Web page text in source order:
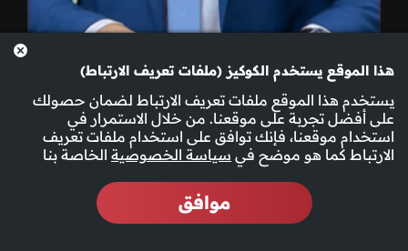
الحلقة 23
هذا الموقع يستخدم الكوكيز (ملفات تعريف الارتباط)
يستخدم هذا الموقع ملفات تعريف الارتباط لضمان حصولك
على أفضل تجربة على موقعنا. من خلال الاستمرار في
استخدام موقعنا، فإنك توافق على استخدام ملفات تعريف
الارتباط كما هو موضح في سياسة الخصوصية الخاصة بنا
موافق